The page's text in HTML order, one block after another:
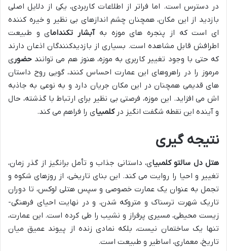
در دسترس است. اما فراتر از اطلاعات کاربردی، یکی از دلایل اصلی
بازدید از این مکان، همچنان چشم اندازهای بی نظیر و خیره کننده
ای است که از پنجره های موزه بهآبشار تکندامای و طبیعت
اطرافش قابل مشاهده است. بسیاری از بازدیدکنندگان اذعان دارند
که حتی با وجود تغییر کاربری به موزه، هنوز هم می توانند حضوری
مرموز را در راهروهای این عمارت احساس کنند، گویی روح داستان
های قدیمی همچنان در این مکان جریان دارد و به نوعی به جاذبه
اش می افزاید. این موزه، فرصتی بی نظیر برای ارتباط با گذشته، حال
و آینده این نقطه شگفت انگیز درکلمبیای را فراهم می کند.
نتیجه گیری
هتل دل سالتو کلمبیای، داستانی جذاب و تأمل برانگیز از گذر زمان،
تغییر و احیا را روایت می کند. این بنای تاریخی، از روزهای شکوه و
تجمل به عنوان یک عمارت خصوصی و سپس هتلی لوکس، تا دوران
تاریک شهرت ترسناک و متروکه شدن، و در نهایت احیای فرهنگی-
زیست محیطی، مسیری پرفراز و نشیب را طی کرده است. این عمارت،
تنها یک ساختمان نیست، بلکه نمادی زنده از پیوند عمیق میان
تاریخ، معماری، اساطیر و طبیعت است.